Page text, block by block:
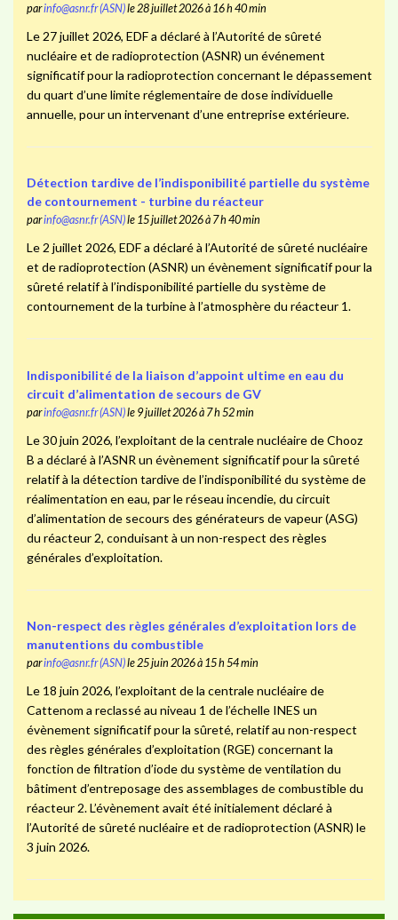
parinfo@asnr.fr (ASN)le 28 juillet 2026 à 16 h 40 min
Le 27 juillet 2026, EDF a déclaré à l’Autorité de sûreté
nucléaire et de radioprotection (ASNR) un événement
significatif pour la radioprotection concernant le dépassement
du quart d’une limite réglementaire de dose individuelle
annuelle, pour un intervenant d’une entreprise extérieure.
Détection tardive de l’indisponibilité partielle du système
de contournement - turbine du réacteur
parinfo@asnr.fr (ASN)le 15 juillet 2026 à 7 h 40 min
Le 2 juillet 2026, EDF a déclaré à l’Autorité de sûreté nucléaire
et de radioprotection (ASNR) un évènement significatif pour la
sûreté relatif à l’indisponibilité partielle du système de
contournement de la turbine à l’atmosphère du réacteur 1.
Indisponibilité de la liaison d’appoint ultime en eau du
circuit d’alimentation de secours de GV
parinfo@asnr.fr (ASN)le 9 juillet 2026 à 7 h 52 min
Le 30 juin 2026, l’exploitant de la centrale nucléaire de Chooz
B a déclaré à l’ASNR un évènement significatif pour la sûreté
relatif à la détection tardive de l’indisponibilité du système de
réalimentation en eau, par le réseau incendie, du circuit
d’alimentation de secours des générateurs de vapeur (ASG)
du réacteur 2, conduisant à un non-respect des règles
générales d’exploitation.
Non-respect des règles générales d’exploitation lors de
manutentions du combustible
parinfo@asnr.fr (ASN)le 25 juin 2026 à 15 h 54 min
Le 18 juin 2026, l’exploitant de la centrale nucléaire de
Cattenom a reclassé au niveau 1 de l’échelle INES un
évènement significatif pour la sûreté, relatif au non-respect
des règles générales d’exploitation (RGE) concernant la
fonction de filtration d’iode du système de ventilation du
bâtiment d’entreposage des assemblages de combustible du
réacteur 2. L’évènement avait été initialement déclaré à
l’Autorité de sûreté nucléaire et de radioprotection (ASNR) le
3 juin 2026.